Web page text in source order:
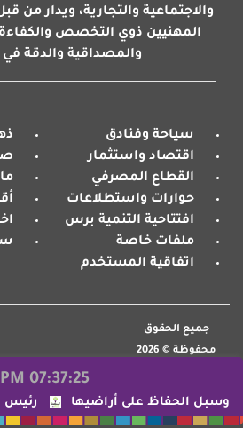
07:37:26 PM
على أراضيها رئيس الوزراء
والاجتماعية والتجارية، ويدار من
المهنيين ذوي التخصص
والمصداقية والدقة
سياحة وفنادق
اقتصاد واستثمار
القطاع المصرفي
حوارات واستطلاعات
افتتاحية التنمية برس
ملفات خاصة
اتفاقية المستخدم
جميع الحقوق
محفوظة © 2026